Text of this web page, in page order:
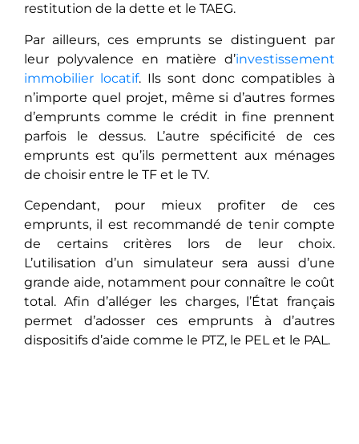
restitution de la dette et le TAEG.
Par ailleurs, ces emprunts se distinguent par
leur polyvalence en matière d’investissement
immobilier locatif. Ils sont donc compatibles à
n’importe quel projet, même si d’autres formes
d’emprunts comme le crédit in fine prennent
parfois le dessus. L’autre spécificité de ces
emprunts est qu’ils permettent aux ménages
de choisir entre le TF et le TV.
Cependant, pour mieux profiter de ces
emprunts, il est recommandé de tenir compte
de certains critères lors de leur choix.
L’utilisation d’un simulateur sera aussi d’une
grande aide, notamment pour connaître le coût
total. Afin d’alléger les charges, l’État français
permet d’adosser ces emprunts à d’autres
dispositifs d’aide comme le PTZ, le PEL et le PAL.